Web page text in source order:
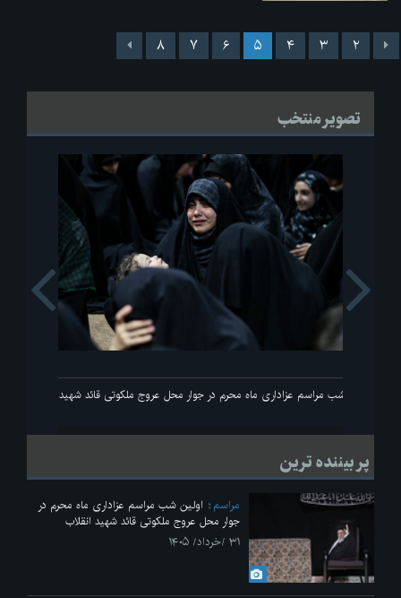
۲ ۳ ۴ ۵ ۶ ۷ ۸
تصویر منتخب
اولین شب مراسم عزاداری ماه محرم در جوار محل عروج ملکوتی قائد شهید انقلاب
Next
پر بیننده ترین
مراسم
اولین شب مراسم عزاداری ماه محرم در
جوار محل عروج ملکوتی قائد شهید انقلاب
۳۱ /خرداد/ ۱۴۰۵